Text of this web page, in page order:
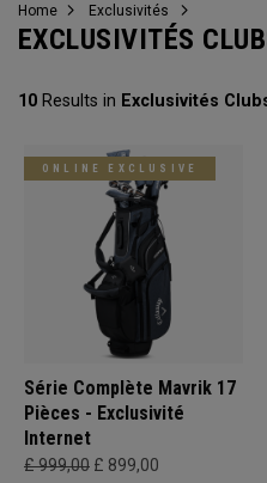
Home Exclusivités
EXCLUSIVITÉS
10 Results in Exclusivités
ONLINE EXCLUSIVE
Série Complète Mavrik 17
Pièces - Exclusivité
Internet
£ 999,00 £ 899,00